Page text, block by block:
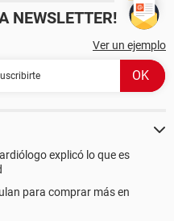
NEWSLETTER!
Ver un ejemplo
explicó lo que es
para comprar más en